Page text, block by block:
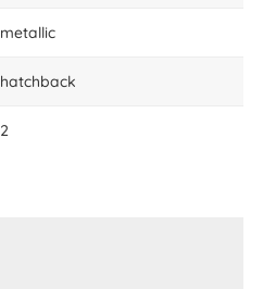
metallic
hatchback
2